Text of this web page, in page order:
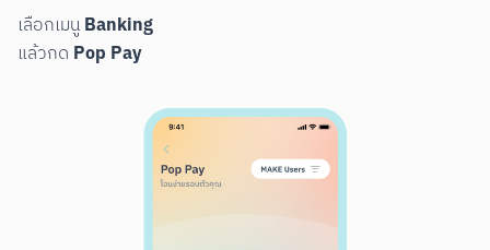
เลือกเมนู Banking
แล้วกด Pop Pay